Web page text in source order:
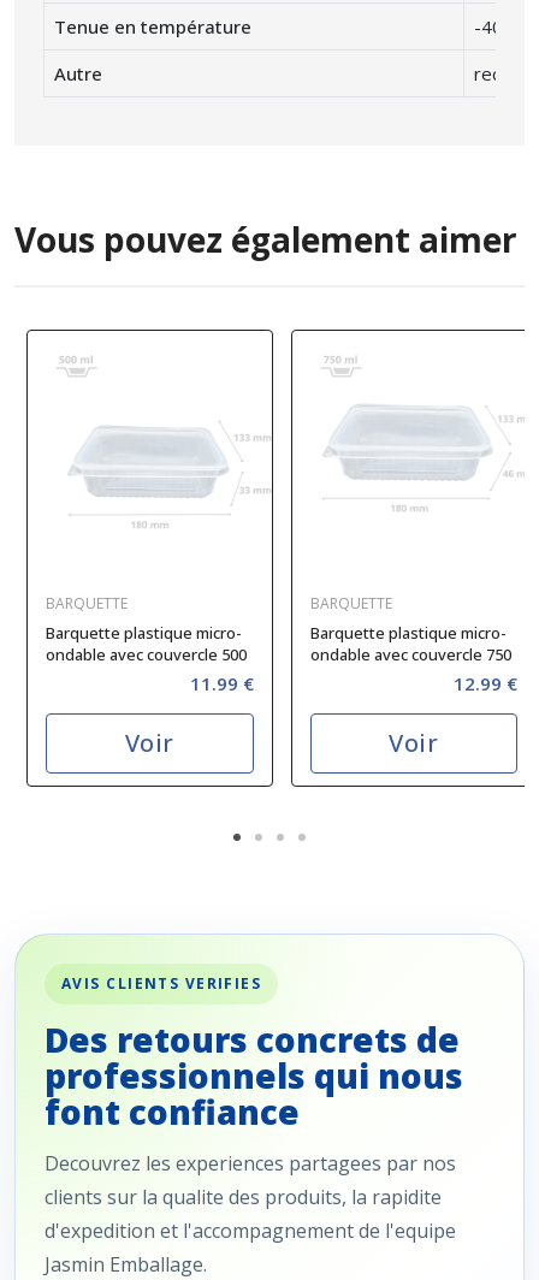
Tenue en température
-40° C
Autre
Vous pouvez également aimer
BARQUETTE
Barquette plastique micro-
ondable avec couvercle 500
11.99 €
Voir
BARQUETTE
Barquette plastique micro-
ondable avec couvercle 750
12.99 €
Voir
AVIS CLIENTS VERIFIES
Des retours concrets de
professionnels qui nous
font confiance
Decouvrez les experiences partagees par nos
clients sur la qualite des produits, la rapidite
d'expedition et l'accompagnement de l'equipe
Jasmin Emballage.